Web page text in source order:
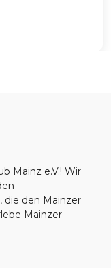
Mainz e.V.! Wir
die den Mainzer
Mainzer